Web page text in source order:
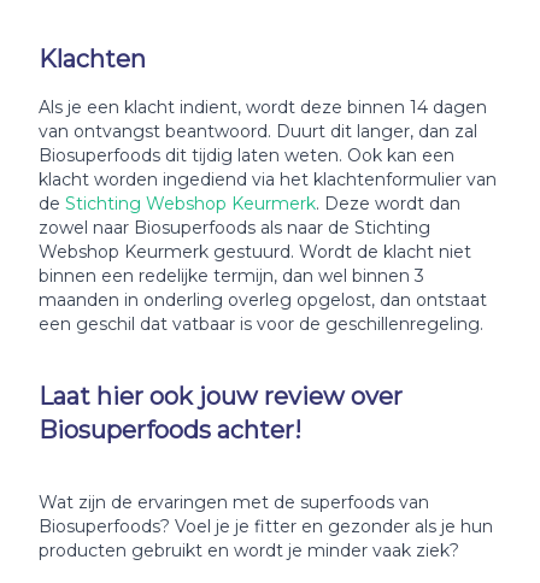
Klachten
Als je een klacht indient, wordt deze binnen 14 dagen
van ontvangst beantwoord. Duurt dit langer, dan zal
Biosuperfoods dit tijdig laten weten. Ook kan een
klacht worden ingediend via het klachtenformulier van
de Stichting Webshop Keurmerk. Deze wordt dan
zowel naar Biosuperfoods als naar de Stichting
Webshop Keurmerk gestuurd. Wordt de klacht niet
binnen een redelijke termijn, dan wel binnen 3
maanden in onderling overleg opgelost, dan ontstaat
een geschil dat vatbaar is voor de geschillenregeling.
Laat hier ook jouw review over
Biosuperfoods achter!
Wat zijn de ervaringen met de superfoods van
Biosuperfoods? Voel je je fitter en gezonder als je hun
producten gebruikt en wordt je minder vaak ziek?